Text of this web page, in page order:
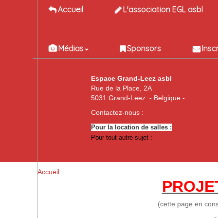
Accueil L'association EGL asbl
Médias Sponsors
Espace Grand-Leez asbl
Rue de la Place, 2A
5031 Grand-Leez - Belgique -
Contactez-nous :
Pour la location de salles :
Pour tout autre sujet :
Accueil
(cette page en